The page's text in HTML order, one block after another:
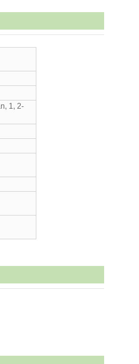
1, 2-